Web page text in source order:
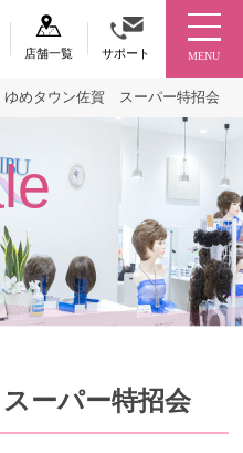
店舗一覧 サポート MENU
ゆめタウン佐賀 スーパー特招会
ーパー特招会